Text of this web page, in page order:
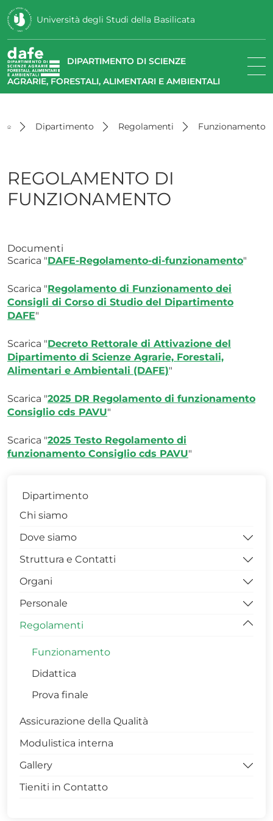
Università degli Studi della Basilicata
DIPARTIMENTO DI SCIENZE
AGRARIE, FORESTALI, ALIMENTARI E AMBIENTALI
Dipartimento Regolamenti Funzionamento
REGOLAMENTO DI
FUNZIONAMENTO
Documenti
Scarica "DAFE-Regolamento-di-funzionamento"
Scarica "Regolamento di Funzionamento dei
Consigli di Corso di Studio del Dipartimento
DAFE"
Scarica "Decreto Rettorale di Attivazione del
Dipartimento di Scienze Agrarie, Forestali,
Alimentari e Ambientali (DAFE)"
Scarica "2025 DR Regolamento di funzionamento
Consiglio cds PAVU"
Scarica "2025 Testo Regolamento di
funzionamento Consiglio cds PAVU"
Dipartimento
Chi siamo
Dove siamo
PIANTE EDIFICIO 2DA
PIANTE EDIFICIO 3A
PIANTE EDIFICIO 3B
Struttura e Contatti
UFFICIO DIDATTICA
UFFICIO RICERCA
UFFICIO AMMINISTRAZIONE E CONTABILITA’
Segreteria di Direzione
Organi
Direttore
Consigli
Commissioni
Personale
Docente
Tecnico-Amministrativo
Dottorandi
Assegnisti
Regolamenti
Funzionamento
Didattica
Prova finale
Assicurazione della Qualità
Modulistica interna
Gallery
PRESENTAZIONE SCUOLA
Tieniti in Contatto